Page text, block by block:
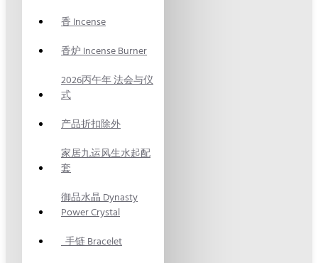
香 Incense
香炉 Incense Burner
2026丙午年 法会与仪
式
产品折扣除外
家居九运风生水起配
套
御品水晶 Dynasty
Power Crystal
手链 Bracelet